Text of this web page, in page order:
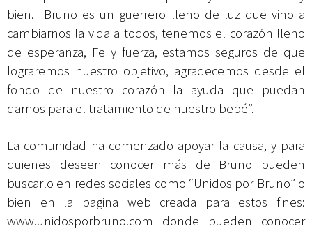
bien. Bruno es un guerrero lleno de luz que vino a
cambiarnos la vida a todos, tenemos el corazón lleno
de esperanza, Fe y fuerza, estamos seguros de que
lograremos nuestro objetivo, agradecemos desde el
fondo de nuestro corazón la ayuda que puedan
darnos para el tratamiento de nuestro bebé”.
La comunidad ha comenzado apoyar la causa, y para
quienes deseen conocer más de Bruno pueden
buscarlo en redes sociales como “Unidos por Bruno” o
bien en la pagina web creada para estos fines:
www.unidosporbruno.com donde pueden conocer